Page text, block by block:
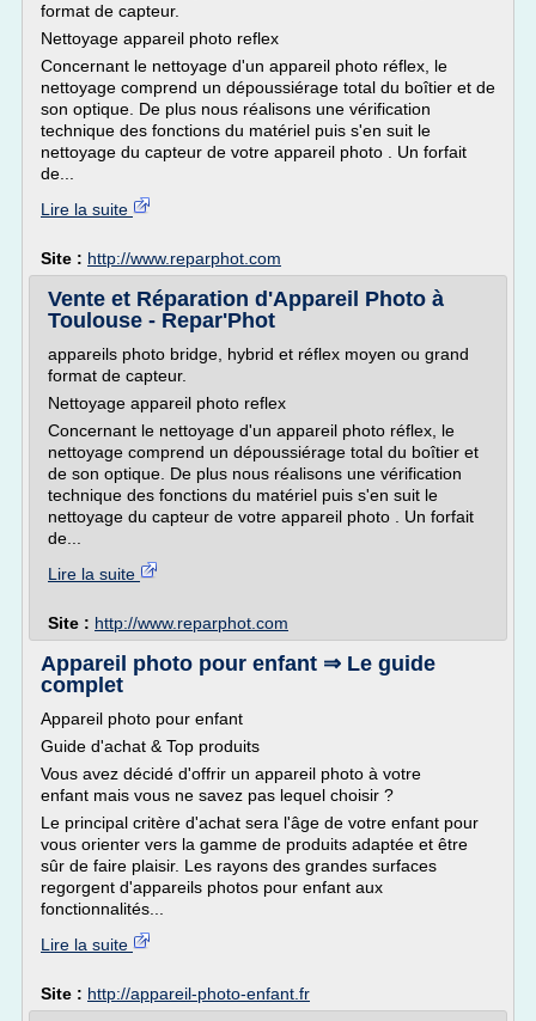
format de capteur.
Nettoyage appareil photo reflex
Concernant le nettoyage d'un appareil photo réflex, le
nettoyage comprend un dépoussiérage total du boîtier et de
son optique. De plus nous réalisons une vérification
technique des fonctions du matériel puis s'en suit le
nettoyage du capteur de votre appareil photo . Un forfait
de...
Lire la suite
Site : http://www.reparphot.com
Vente et Réparation d'Appareil Photo à
Toulouse - Repar'Phot
appareils photo bridge, hybrid et réflex moyen ou grand
format de capteur.
Nettoyage appareil photo reflex
Concernant le nettoyage d'un appareil photo réflex, le
nettoyage comprend un dépoussiérage total du boîtier et
de son optique. De plus nous réalisons une vérification
technique des fonctions du matériel puis s'en suit le
nettoyage du capteur de votre appareil photo . Un forfait
de...
Lire la suite
Site : http://www.reparphot.com
Appareil photo pour enfant ⇒ Le guide
complet
Appareil photo pour enfant
Guide d'achat & Top produits
Vous avez décidé d'offrir un appareil photo à votre
enfant mais vous ne savez pas lequel choisir ?
Le principal critère d'achat sera l'âge de votre enfant pour
vous orienter vers la gamme de produits adaptée et être
sûr de faire plaisir. Les rayons des grandes surfaces
regorgent d'appareils photos pour enfant aux
fonctionnalités...
Lire la suite
Site : http://appareil-photo-enfant.fr